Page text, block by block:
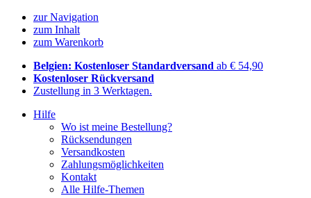
zur Navigation
zum Inhalt
zum Warenkorb
Belgien: Kostenloser Standardversand ab € 54,90
Kostenloser Rückversand
Zustellung in 3 Werktagen.
Hilfe
Wo ist meine Bestellung?
Rücksendungen
Versandkosten
Zahlungsmöglichkeiten
Kontakt
Alle Hilfe-Themen